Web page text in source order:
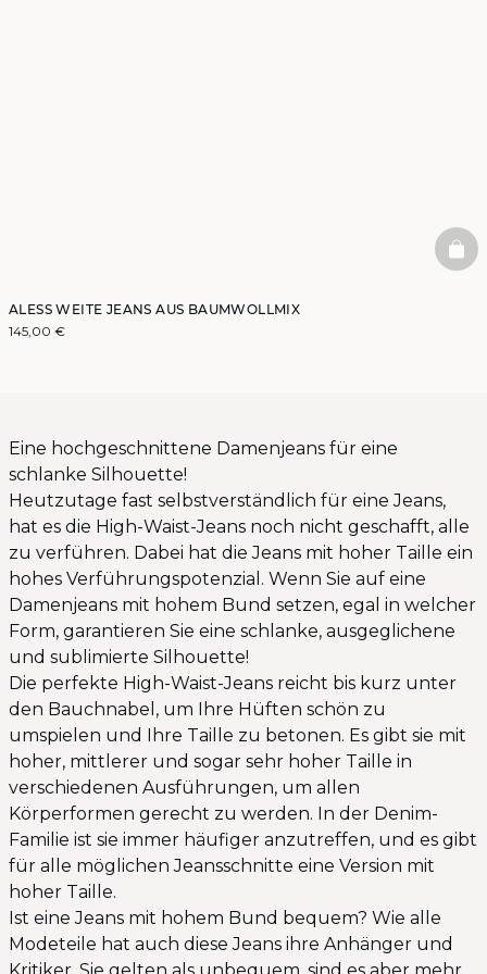
ALESS WEITE JEANS AUS BAUMWOLLMIX
145,00 €
Eine hochgeschnittene Damenjeans für eine
schlanke Silhouette!
Heutzutage fast selbstverständlich für eine Jeans,
hat es die High-Waist-Jeans noch nicht geschafft, alle
zu verführen. Dabei hat die Jeans mit hoher Taille ein
hohes Verführungspotenzial. Wenn Sie auf eine
Damenjeans mit hohem Bund setzen, egal in welcher
Form, garantieren Sie eine schlanke, ausgeglichene
und sublimierte Silhouette!
Die perfekte High-Waist-Jeans reicht bis kurz unter
den Bauchnabel, um Ihre Hüften schön zu
umspielen und Ihre Taille zu betonen. Es gibt sie mit
hoher, mittlerer und sogar sehr hoher Taille in
verschiedenen Ausführungen, um allen
Körperformen gerecht zu werden. In der Denim-
Familie ist sie immer häufiger anzutreffen, und es gibt
für alle möglichen Jeansschnitte eine Version mit
hoher Taille.
Ist eine Jeans mit hohem Bund bequem? Wie alle
Modeteile hat auch diese Jeans ihre Anhänger und